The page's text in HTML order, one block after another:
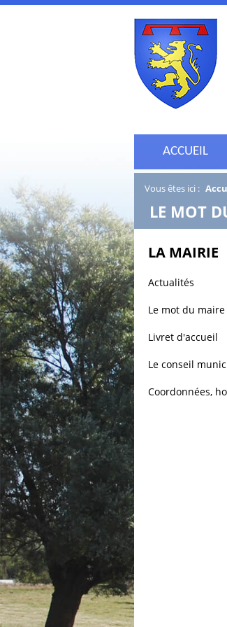
ACCUEIL
Vous êtes ici :
LE MOT
LA MAIRIE
Actualités
Le mot du maire
Livret d'accueil
Le conseil
Coordonnées,